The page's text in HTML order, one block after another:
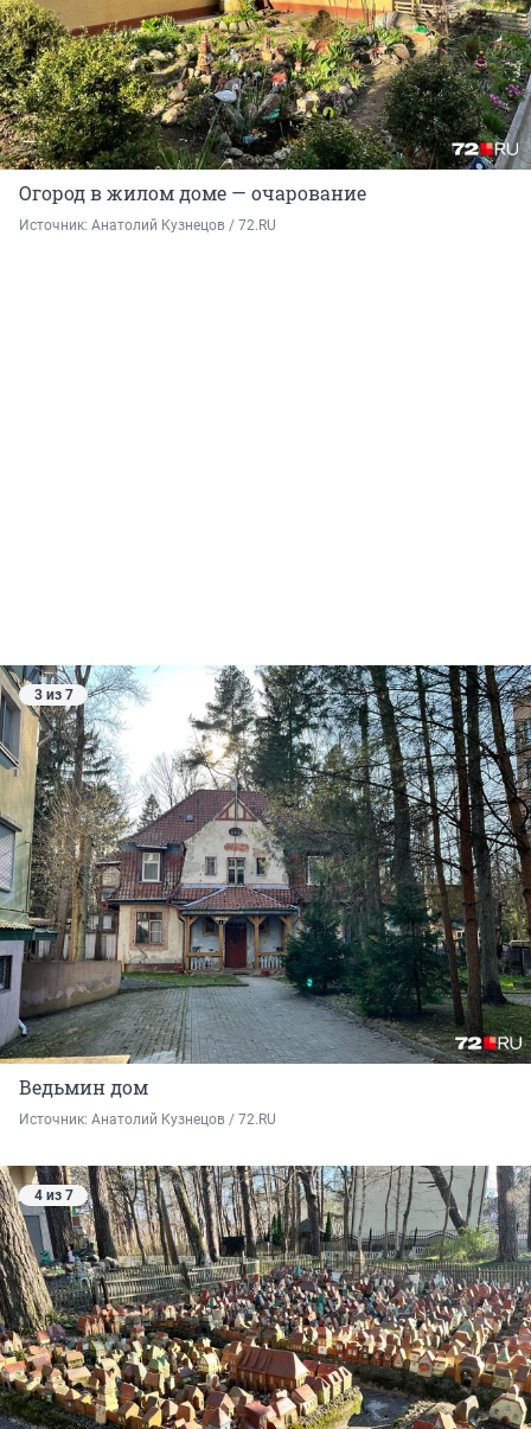
Огород в жилом доме — очарование
Источник: Анатолий Кузнецов / 72.RU
3 из 7
Ведьмин дом
Источник: Анатолий Кузнецов / 72.RU
4 из 7